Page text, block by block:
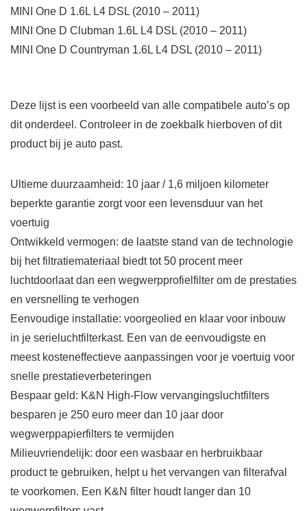
MINI One D 1.6L L4 DSL (2010 – 2011)
MINI One D Clubman 1.6L L4 DSL (2010 – 2011)
MINI One D Countryman 1.6L L4 DSL (2010 – 2011)
Deze lijst is een voorbeeld van alle compatibele auto’s op
dit onderdeel. Controleer in de zoekbalk hierboven of dit
product bij je auto past.
Ultieme duurzaamheid: 10 jaar / 1,6 miljoen kilometer
beperkte garantie zorgt voor een levensduur van het
voertuig
Ontwikkeld vermogen: de laatste stand van de technologie
bij het filtratiemateriaal biedt tot 50 procent meer
luchtdoorlaat dan een wegwerpprofielfilter om de prestaties
en versnelling te verhogen
Eenvoudige installatie: voorgeolied en klaar voor inbouw
in je serieluchtfilterkast. Een van de eenvoudigste en
meest kosteneffectieve aanpassingen voor je voertuig voor
snelle prestatieverbeteringen
Bespaar geld: K&N High-Flow vervangingsluchtfilters
besparen je 250 euro meer dan 10 jaar door
wegwerppapierfilters te vermijden
Milieuvriendelijk: door een wasbaar en herbruikbaar
product te gebruiken, helpt u het vervangen van filterafval
te voorkomen. Een K&N filter houdt langer dan 10